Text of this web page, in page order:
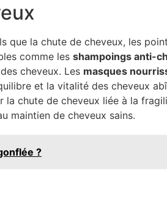
que la chute de cheveux, les
comme les shampoings anti-
cheveux. Les masques
et la vitalité des cheveux
chute de cheveux liée à la
maintien de cheveux sains.
?